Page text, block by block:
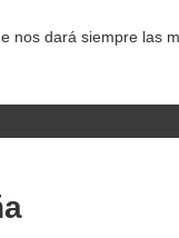
nos dará siempre las